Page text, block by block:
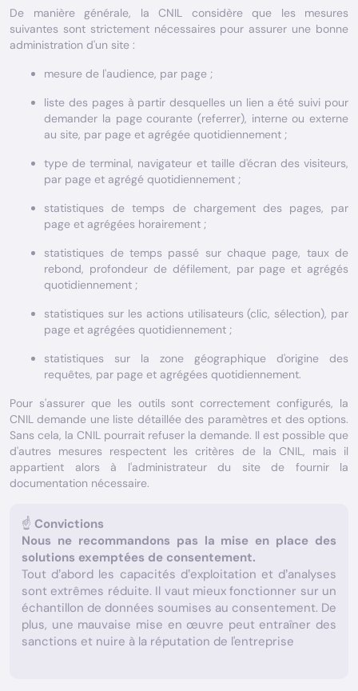
De manière générale, la CNIL considère que les mesures
suivantes sont strictement nécessaires pour assurer une bonne
administration d'un site :
mesure de l'audience, par page ;
liste des pages à partir desquelles un lien a été suivi pour
demander la page courante (referrer), interne ou externe
au site, par page et agrégée quotidiennement ;
type de terminal, navigateur et taille d'écran des visiteurs,
par page et agrégé quotidiennement ;
statistiques de temps de chargement des pages, par
page et agrégées horairement ;
statistiques de temps passé sur chaque page, taux de
rebond, profondeur de défilement, par page et agrégés
quotidiennement ;
statistiques sur les actions utilisateurs (clic, sélection), par
page et agrégées quotidiennement ;
statistiques sur la zone géographique d'origine des
requêtes, par page et agrégées quotidiennement.
Pour s'assurer que les outils sont correctement configurés, la
CNIL demande une liste détaillée des paramètres et des options.
Sans cela, la CNIL pourrait refuser la demande. Il est possible que
d'autres mesures respectent les critères de la CNIL, mais il
appartient alors à l'administrateur du site de fournir la
documentation nécessaire.
☝ Convictions
Nous ne recommandons pas la mise en place des
solutions exemptées de consentement.
Tout d’abord les capacités d’exploitation et d’analyses
sont extrêmes réduite. Il vaut mieux fonctionner sur un
échantillon de données soumises au consentement. De
plus, une mauvaise mise en œuvre peut entraîner des
sanctions et nuire à la réputation de l'entreprise